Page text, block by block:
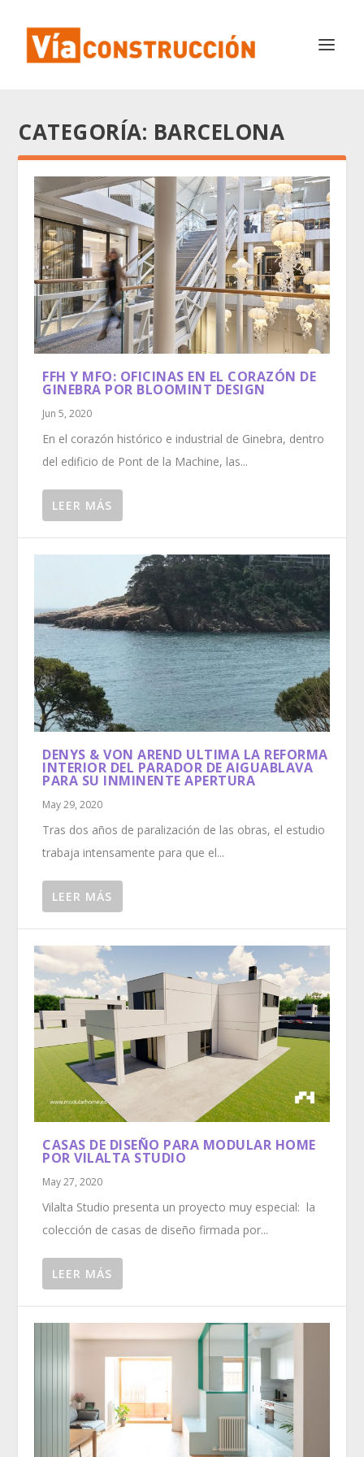
CATEGORÍA: BARCELONA
FFH Y MFO: OFICINAS EN EL CORAZÓN DE
GINEBRA POR BLOOMINT DESIGN
Jun 5, 2020
En el corazón histórico e industrial de Ginebra, dentro
del edificio de Pont de la Machine, las...
LEER MÁS
DENYS & VON AREND ULTIMA LA REFORMA
INTERIOR DEL PARADOR DE AIGUABLAVA
PARA SU INMINENTE APERTURA
May 29, 2020
Tras dos años de paralización de las obras, el estudio
trabaja intensamente para que el...
LEER MÁS
CASAS DE DISEÑO PARA MODULAR HOME
POR VILALTA STUDIO
May 27, 2020
Vilalta Studio presenta un proyecto muy especial: la
colección de casas de diseño firmada por...
LEER MÁS